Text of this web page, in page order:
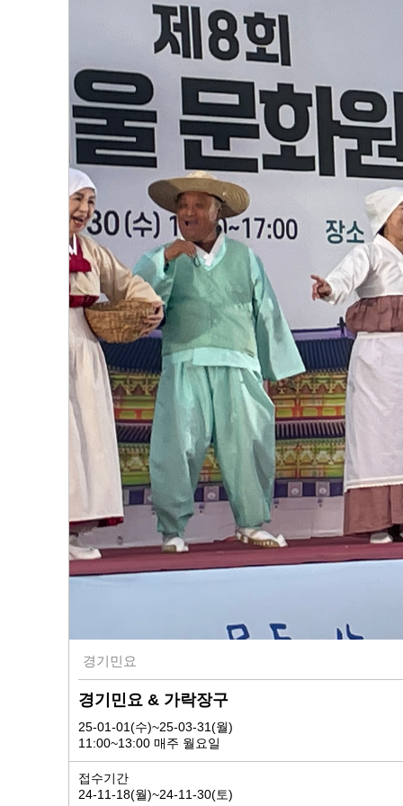
경기민요
경기민요 & 가락장구
25-01-01(수)~25-03-31(월)
11:00~13:00 매주 월요일
접수기간
24-11-18(월)~24-11-30(토)